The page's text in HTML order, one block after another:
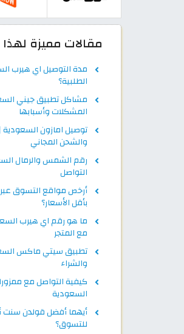
مقالات مميزة
مدة التوصيل اي هيرب
الطلبية؟
مشاكل تطبيق جيني
المشكلات وأسبابها
توصيل امازون
والشحن المجاني
رقم الشمس والرمال
التواصل
أرخص مواقع التسوق
بأقل الأسعار؟
ما هو رقم اي هيرب
مع المتجر
تطبيق سيتي ماكس
والشراء
كيفية التواصل مع
السعودية
أيهما أفضل قولدن سنت
للتسوق؟